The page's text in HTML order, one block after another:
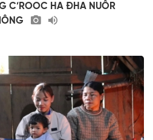
C’ROOC HA ĐHA NUÔR